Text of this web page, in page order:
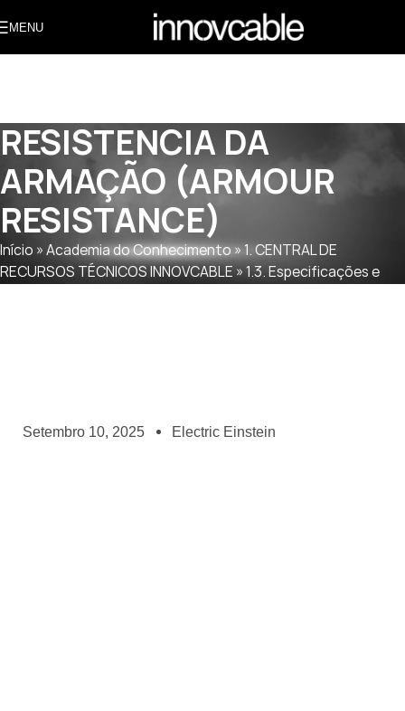
MENU
RESISTENCIA DA
ARMAÇÃO (ARMOUR
RESISTANCE)
Início »Academia do Conhecimento » 1. CENTRAL DE
RECURSOS TÉCNICOS INNOVCABLE»1.3. Especificações e
Setembro 10, 2025 Electric Einstein